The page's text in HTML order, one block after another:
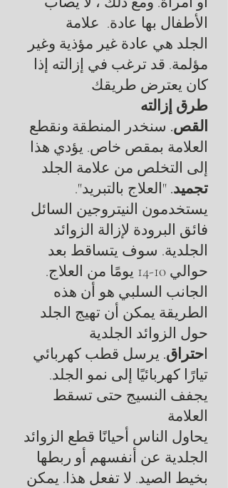
الأطفال بها عادة. علامة
الجلد هي عادة غير مؤذية وغير
مؤلمة. قد ترغب في إزالته إذا
كان يعترض طريقك
طرق إزالته
القص. سنخدر المنطقة ونقطع
العلامة بمقص خاص. يؤدي هذا
إلى التخلص من علامة الجلد
تجميد. "العلاج بالتبريد".
يستخدمون النيتروجين السائل
فائق البرودة لإزالة الزوائد
الجلدية. سوف يتساقط بعد
حوالي 10-14 يومًا من العلاج.
الجانب السلبي هو أن هذه
الطريقة يمكن أن تهيج الجلد
حول الزوائد الجلدية
احتراق. يرسل قطب كهربائي
تيارًا كهربائيًا إلى نمو الجلد.
يجفف النسيج حتى تسقط
العلامة
يحاول الناس أحيانًا قطع الزوائد
الجلدية عن أنفسهم أو ربطها
بخيط الصيد. لا تفعل هذا. يمكن